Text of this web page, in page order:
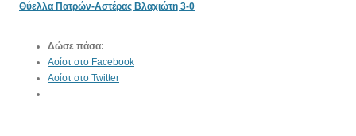
Θύελλα Πατρών-Αστέρας Βλαχιώτη 3-0
Δώσε πάσα:
Ασίστ στο Facebook
Ασίστ στο Twitter